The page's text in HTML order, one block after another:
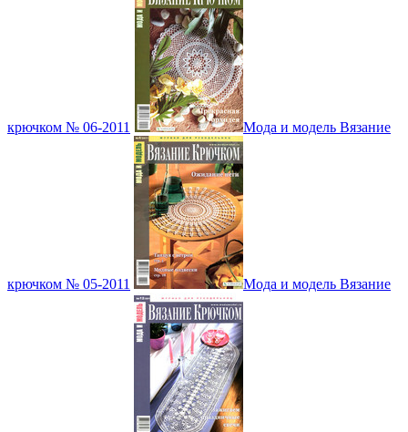
крючком № 06-2011 Мода и модель Вязание
крючком № 05-2011 Мода и модель Вязание